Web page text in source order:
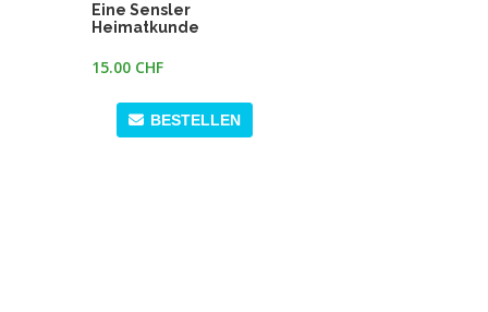
Eine Sensler
Heimatkunde
15.00 CHF
BESTELLEN